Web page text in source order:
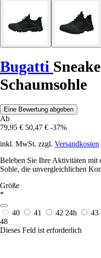
Bugatti
Schaumsohle
Eine Bewertung abgeben
Ab
79,95 € 50,47 € -37%
inkl. MwSt. zzgl. Versandkosten
Beleben Sie Ihre Aktivitäten mit
Sohle, die unvergleichlichen
Größe
*
40 41 42 24h 43
48
Dieses Feld ist erforderlich